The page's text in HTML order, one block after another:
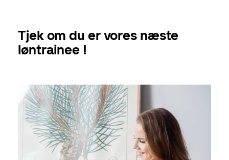
Tjek om du er vores næste
løntrainee !